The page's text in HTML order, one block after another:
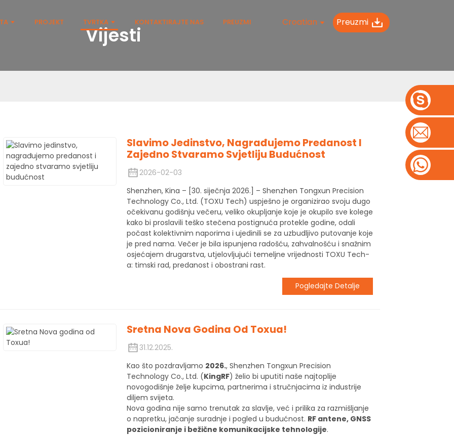
PROJEKT TVRTKA KONTAKTIRAJTE NAS PREUZMI Croatian Preuzmi
Vijesti
Slavimo Jedinstvo, Nagrađujemo Predanost I
Zajedno Stvaramo Svjetliju Budućnost
2026-02-03
Shenzhen, Kina – [30. siječnja 2026.] – Shenzhen Tongxun Precision
Technology Co., Ltd. (TOXU Tech) uspješno je organizirao svoju dugo
očekivanu godišnju večeru, veliko okupljanje koje je okupilo sve kolege
kako bi proslavili teško stečena postignuća protekle godine, odali
počast kolektivnim naporima i ujedinili se za uzbudljivo putovanje koje
je pred nama. Večer je bila ispunjena radošću, zahvalnošću i snažnim
osjećajem drugarstva, utjelovljujući temeljne vrijednosti TOXU Tech-
a: timski rad, predanost i obostrani rast.
Pogledajte Detalje
Sretna Nova Godina Od Toxua!
31.12.2025.
Kao što pozdravljamo 2026., Shenzhen Tongxun Precision
Technology Co., Ltd. (KingRF) želio bi uputiti naše najtoplije
novogodišnje želje kupcima, partnerima i stručnjacima iz industrije
diljem svijeta.
Nova godina nije samo trenutak za slavlje, već i prilika za razmišljanje
o napretku, jačanje suradnje i pogled u budućnost. RF antene, GNSS
pozicioniranje i bežične komunikacijske tehnologije.